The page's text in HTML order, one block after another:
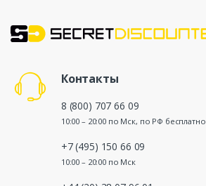
Контакты
8 (800) 707 66 09
10:00 – 20:00 по Мск, по РФ бесплатно
+7 (495) 150 66 09
10:00 – 20:00 по Мск